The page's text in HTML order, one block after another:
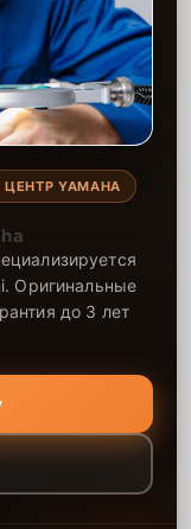
YAMAHA
Оригинальные
до 3 лет